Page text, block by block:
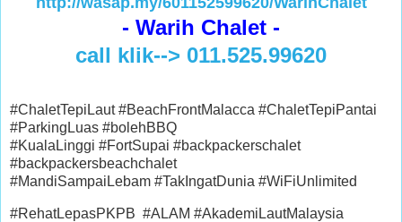
- Warih Chalet -
call klik--> 011.525.99620
#ChaletTepiLaut #BeachFrontMalacca #ChaletTepiPantai
#ParkingLuas #bolehBBQ
#KualaLinggi #FortSupai #backpackerschalet
#backpackersbeachchalet
#MandiSampaiLebam #TakIngatDunia #WiFiUnlimited
#RehatLepasPKPB #ALAM #AkademiLautMalaysia